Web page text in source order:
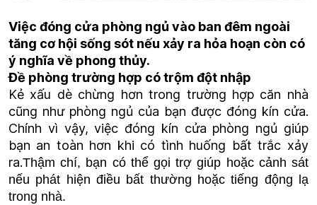
Việc đóng cửa phòng ngủ vào ban đêm ngoài
tăng cơ hội sống sót nếu xảy ra hỏa hoạn còn có
ý nghĩa về phong thủy.
Đề phòng trường hợp có trộm đột nhập
Kẻ xấu dè chừng hơn trong trường hợp căn nhà
cũng như phòng ngủ của bạn được đóng kín cửa.
Chính vì vậy, việc đóng kín cửa phòng ngủ giúp
bạn an toàn hơn khi có tình huống bất trắc xảy
ra.Thậm chí, bạn có thể gọi trợ giúp hoặc cảnh sát
nếu phát hiện điều bất thường hoặc tiếng động lạ
trong nhà.